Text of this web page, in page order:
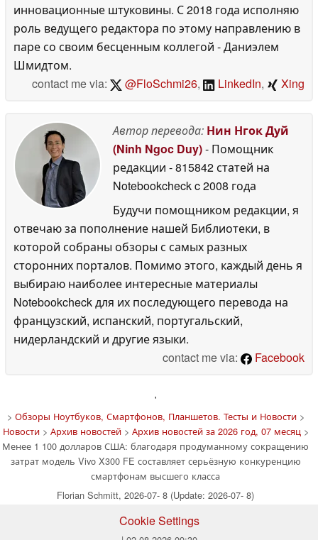
инновационные штуковины. С 2018 года исполняю
роль ведущего редактора по этому направлению в
паре со своим бесценным коллегой - Даниэлем
Шмидтом.
contact me via:
@FloSchmi26, LinkedIn, Xing
Автор перевода: Нин Нгок Дуй
(Ninh Ngoc Duy)- Помощник
редакции - 815842 статей на
Notebookcheckc 2008 года
Будучи помощником редакции, я
отвечаю за пополнение нашей Библиотеки, в
которой собраны обзоры с самых разных
сторонних порталов. Помимо этого, каждый день я
выбираю наиболее интересные материалы
Notebookcheck для их последующего перевода на
французский, испанский, португальский,
нидерландский и другие языки.
contact me via:
Facebook
'
> Обзоры Ноутбуков, Смартфонов, Планшетов. Тесты и Новости>
Новости> Архив новостей> Архив новостей за 2026 год, 07 месяц>
Менее 1 100 долларов США: благодаря продуманному сокращению
затрат модель Vivo X300 FE составляет серьёзную конкуренцию
смартфонам высшего класса
Florian Schmitt, 2026-07- 8 (Update: 2026-07- 8)
Cookie Settings